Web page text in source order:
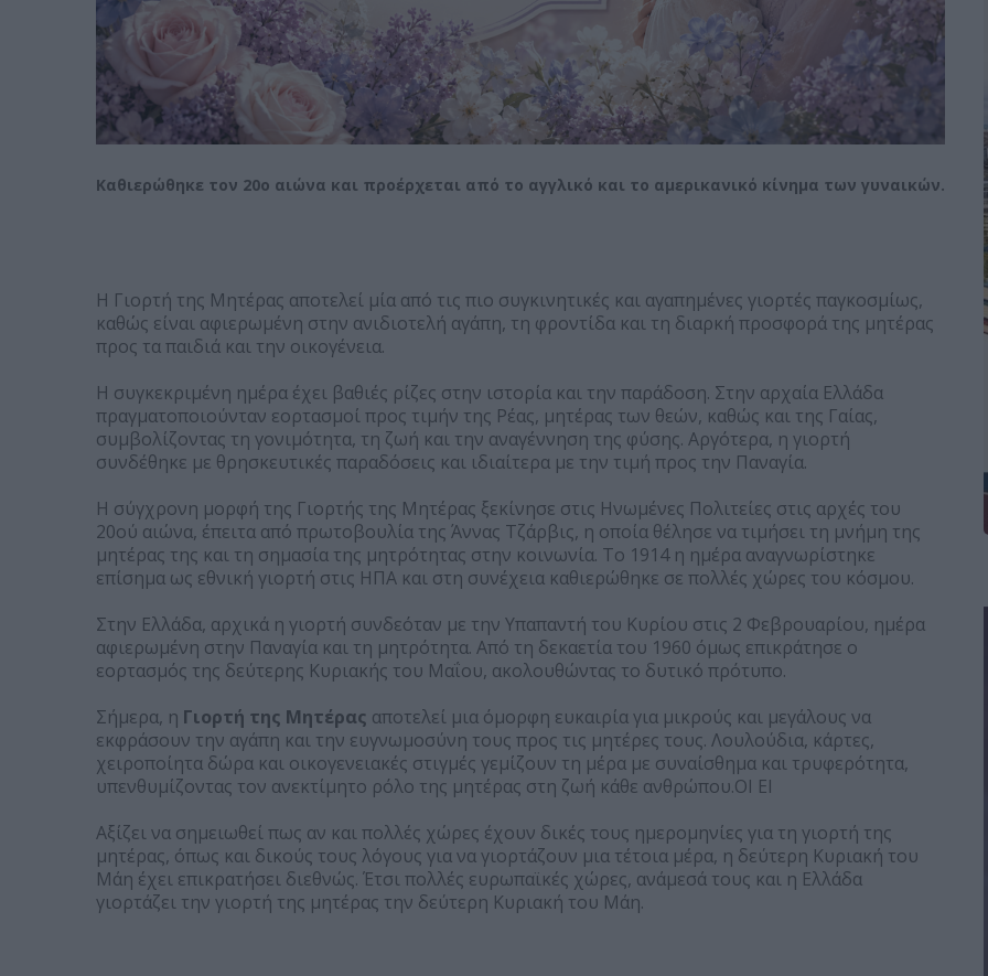
Καθιερώθηκε τον 20ο αιώνα και προέρχεται από το αγγλικό και το αμερικανικό κίνημα των γυναικών.
Η Γιορτή της Μητέρας αποτελεί μία από τις πιο συγκινητικές και αγαπημένες γιορτές παγκοσμίως,
καθώς είναι αφιερωμένη στην ανιδιοτελή αγάπη, τη φροντίδα και τη διαρκή προσφορά της μητέρας
προς τα παιδιά και την οικογένεια.
Η συγκεκριμένη ημέρα έχει βαθιές ρίζες στην ιστορία και την παράδοση. Στην αρχαία Ελλάδα
πραγματοποιούνταν εορτασμοί προς τιμήν της Ρέας, μητέρας των θεών, καθώς και της Γαίας,
συμβολίζοντας τη γονιμότητα, τη ζωή και την αναγέννηση της φύσης. Αργότερα, η γιορτή
συνδέθηκε με θρησκευτικές παραδόσεις και ιδιαίτερα με την τιμή προς την Παναγία.
Η σύγχρονη μορφή της Γιορτής της Μητέρας ξεκίνησε στις Ηνωμένες Πολιτείες στις αρχές του
20ού αιώνα, έπειτα από πρωτοβουλία της Άννας Τζάρβις, η οποία θέλησε να τιμήσει τη μνήμη της
μητέρας της και τη σημασία της μητρότητας στην κοινωνία. Το 1914 η ημέρα αναγνωρίστηκε
επίσημα ως εθνική γιορτή στις ΗΠΑ και στη συνέχεια καθιερώθηκε σε πολλές χώρες του κόσμου.
Στην Ελλάδα, αρχικά η γιορτή συνδεόταν με την Υπαπαντή του Κυρίου στις 2 Φεβρουαρίου, ημέρα
αφιερωμένη στην Παναγία και τη μητρότητα. Από τη δεκαετία του 1960 όμως επικράτησε ο
εορτασμός της δεύτερης Κυριακής του Μαΐου, ακολουθώντας το δυτικό πρότυπο.
Σήμερα, η Γιορτή της Μητέρας αποτελεί μια όμορφη ευκαιρία για μικρούς και μεγάλους να
εκφράσουν την αγάπη και την ευγνωμοσύνη τους προς τις μητέρες τους. Λουλούδια, κάρτες,
χειροποίητα δώρα και οικογενειακές στιγμές γεμίζουν τη μέρα με συναίσθημα και τρυφερότητα,
υπενθυμίζοντας τον ανεκτίμητο ρόλο της μητέρας στη ζωή κάθε ανθρώπου.ΟΙ ΕΙ
Αξίζει να σημειωθεί πως αν και πολλές χώρες έχουν δικές τους ημερομηνίες για τη γιορτή της
μητέρας, όπως και δικούς τους λόγους για να γιορτάζουν μια τέτοια μέρα, η δεύτερη Κυριακή του
Μάη έχει επικρατήσει διεθνώς. Έτσι πολλές ευρωπαϊκές χώρες, ανάμεσά τους και η Ελλάδα
γιορτάζει την γιορτή της μητέρας την δεύτερη Κυριακή του Μάη.